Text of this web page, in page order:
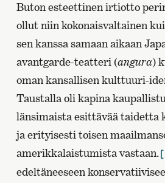
Buton esteettinen irtiotto
ollut niin kokonaisvaltainen
sen kanssa samaan aikaan
avantgarde-teatteri (angura)
oman kansallisen kulttuuri-
Taustalla oli kapina
länsimaista esittävää taidetta
ja erityisesti toisen
amerikkalaistumista vastaan.
edeltäneeseen